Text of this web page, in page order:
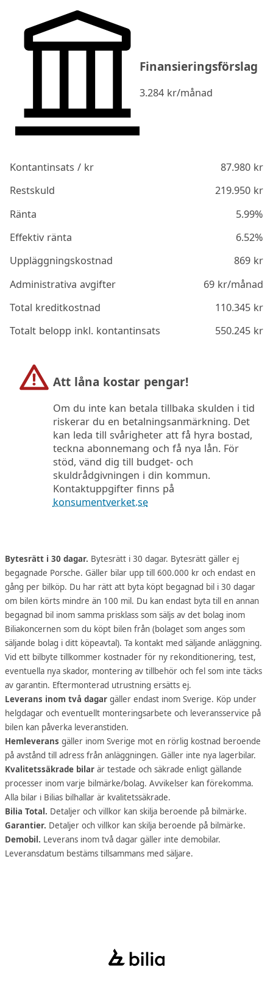
Finansieringsförslag
3.284 kr/månad
Kontantinsats / kr 87.980kr
Restskuld
219.950kr
Ränta
5.99%
Effektiv ränta
6.52%
Uppläggningskostnad
869kr
Administrativa avgifter
69kr/månad
Total kreditkostnad
110.345kr
Totalt belopp inkl. kontantinsats
550.245kr
Att låna kostar pengar!
Om du inte kan betala tillbaka skulden i tid
riskerar du en betalningsanmärkning. Det
kan leda till svårigheter att få hyra bostad,
teckna abonnemang och få nya lån. För
stöd, vänd dig till budget- och
skuldrådgivningen i din kommun.
Kontaktuppgifter finns på
konsumentverket.se
Bytesrätt i 30 dagar. Bytesrätt i 30 dagar. Bytesrätt gäller ej
begagnade Porsche. Gäller bilar upp till 600.000 kr och endast en
gång per bilköp. Du har rätt att byta köpt begagnad bil i 30 dagar
om bilen körts mindre än 100 mil. Du kan endast byta till en annan
begagnad bil inom samma prisklass som säljs av det bolag inom
Biliakoncernen som du köpt bilen från (bolaget som anges som
säljande bolag i ditt köpeavtal). Ta kontakt med säljande anläggning.
Vid ett bilbyte tillkommer kostnader för ny rekonditionering, test,
eventuella nya skador, montering av tillbehör och fel som inte täcks
av garantin. Eftermonterad utrustning ersätts ej.
Leverans inom två dagar gäller endast inom Sverige. Köp under
helgdagar och eventuellt monteringsarbete och leveransservice på
bilen kan påverka leveranstiden.
Hemleverans gäller inom Sverige mot en rörlig kostnad beroende
på avstånd till adress från anläggningen. Gäller inte nya lagerbilar.
Kvalitetssäkrade bilar är testade och säkrade enligt gällande
processer inom varje bilmärke/bolag. Avvikelser kan förekomma.
Alla bilar i Bilias bilhallar är kvalitetssäkrade.
Bilia Total. Detaljer och villkor kan skilja beroende på bilmärke.
Garantier. Detaljer och villkor kan skilja beroende på bilmärke.
Demobil. Leverans inom två dagar gäller inte demobilar.
Leveransdatum bestäms tillsammans med säljare.